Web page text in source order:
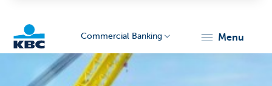
Commercial Banking menu